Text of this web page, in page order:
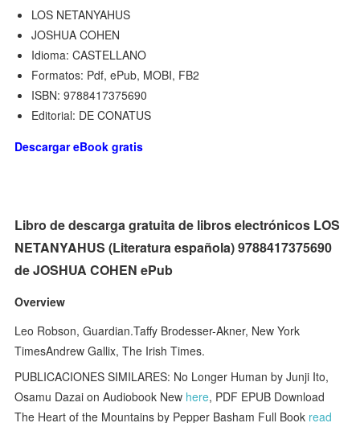
LOS NETANYAHUS
JOSHUA COHEN
Idioma: CASTELLANO
Formatos: Pdf, ePub, MOBI, FB2
ISBN: 9788417375690
Editorial: DE CONATUS
Descargar eBook gratis
Libro de descarga gratuita de libros electrónicos LOS
NETANYAHUS (Literatura española) 9788417375690
de JOSHUA COHEN ePub
Overview
Leo Robson, Guardian.Taffy Brodesser-Akner, New York
TimesAndrew Gallix, The Irish Times.
PUBLICACIONES SIMILARES: No Longer Human by Junji Ito,
Osamu Dazai on Audiobook New here, PDF EPUB Download
The Heart of the Mountains by Pepper Basham Full Book read